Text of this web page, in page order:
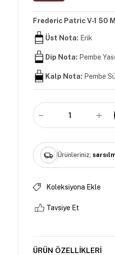
Frederic Patric V-1 50
Üst Nota: Erik
Dip Nota: Pembe
Kalp Nota: Pembe
Ürünleriniz;
Koleksiyona Ekle
Tavsiye Et
ÜRÜN ÖZELLIKLERI